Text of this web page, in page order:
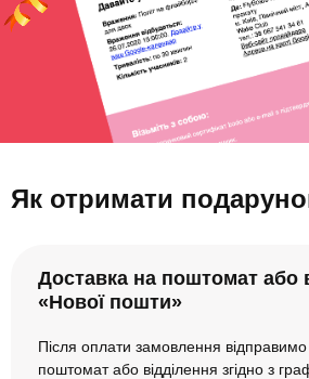
Як отримати
Доставка на поштомат або
«Нової пошти»
Після оплати замовлення
поштомат або відділення згідно з